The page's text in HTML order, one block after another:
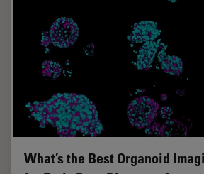
What’s the Best Organoid